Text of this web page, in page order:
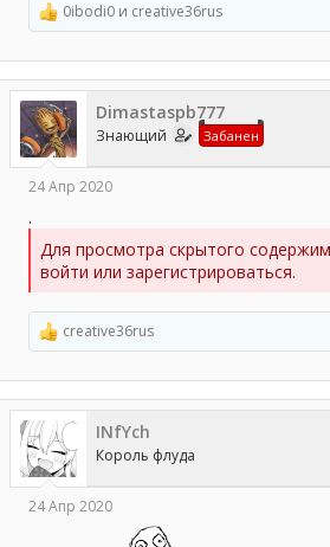
Р
е
а
к
ц
и
и
:
0ibodi0 и creative36rus
Dimastaspb777
Знающий Забанен
24 Апр 2020
.
Для просмотра скрытого
войти или зарегистрироваться.
Р
е
а
к
ц
и
и
:
creative36rus
INfYch
Король флуда
24 Апр 2020